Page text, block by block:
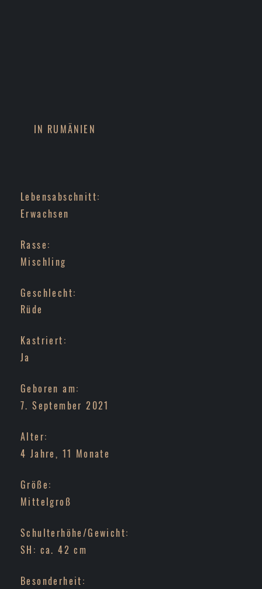
IN RUMÄNIEN
Lebensabschnitt:
Erwachsen
Rasse:
Mischling
Geschlecht:
Rüde
Kastriert:
Ja
Geboren am:
7. September 2021
Alter:
4 Jahre, 11 Monate
Größe:
Mittelgroß
Schulterhöhe/Gewicht:
SH: ca. 42 cm
Besonderheit: